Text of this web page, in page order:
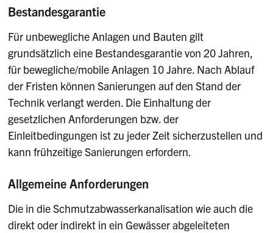
Bestandesgarantie
Für unbewegliche Anlagen und Bauten gilt
grundsätzlich eine Bestandesgarantie von 20 Jahren,
für bewegliche/mobile Anlagen 10 Jahre. Nach Ablauf
der Fristen können Sanierungen auf den Stand der
Technik verlangt werden. Die Einhaltung der
gesetzlichen Anforderungen bzw. der
Einleitbedingungen ist zu jeder Zeit sicherzustellen und
kann frühzeitige Sanierungen erfordern.
Allgemeine Anforderungen
Die in die Schmutzabwasserkanalisation wie auch die
direkt oder indirekt in ein Gewässer abgeleiteten